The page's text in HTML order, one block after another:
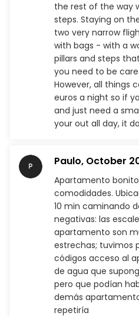
the rest of the way
steps. Staying on
two very narrow
with bags - with a
pillars and steps
you need to be
However, all things
euros a night so if
and just need a
your out all day, it
Paulo, October
Apartamento
comodidades.
10 min caminando
negativas: las
apartamento son
estrechas; tuvimos
códigos acceso al
de agua que
pero que podían
demás
repetiría